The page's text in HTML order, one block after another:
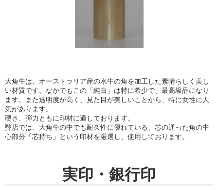
大角牛は、オーストラリア産の水牛の角を加工した素晴らしく美し
い材質です。なかでもこの「純白」は特に希少で、最高級品になり
ます。また透明度が高く、見た目が美しいことから、特に女性に人
気があります。
硬さ、弾力ともに印材に適しております。
弊店では、大角牛の中でも耐久性に優れている、芯の通った角の中
心部分「芯持ち」という印材を厳選し、使用しております。
実印・銀行印